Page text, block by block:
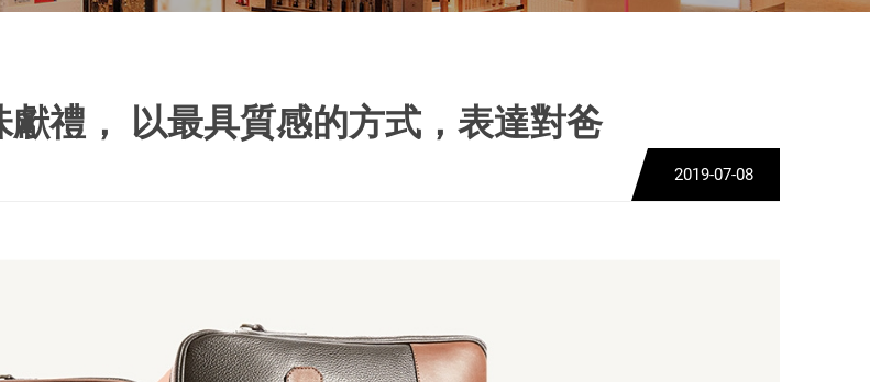
2019-07-08
禮， 以最具質感的方式，表達對爸